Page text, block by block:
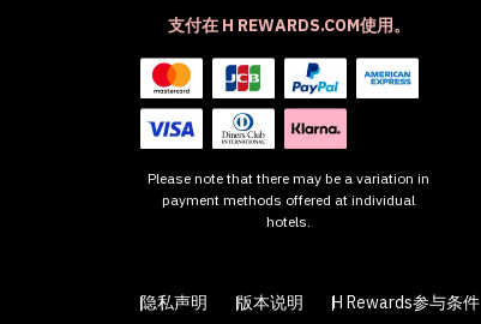
支付在 H REWARDS.COM使用。
Please note that there may be a variation in
payment methods offered at individual
hotels.
隐私声明 版本说明 H Rewards参与条件